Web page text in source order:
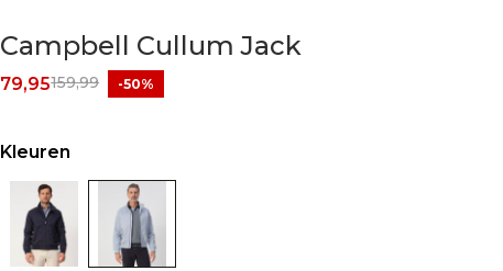
Campbell Cullum Jack
159,99
79,95 -50%
Kleuren